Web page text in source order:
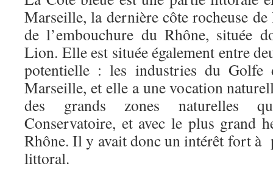
Marseille, la dernière côte rocheuse
de l’embouchure du Rhône, située
Lion. Elle est située également entre
potentielle : les industries du
Marseille, et elle a une vocation
des grands zones naturelles
Conservatoire, et avec le plus grand
Rhône. Il y avait donc un intérêt fort à
littoral.